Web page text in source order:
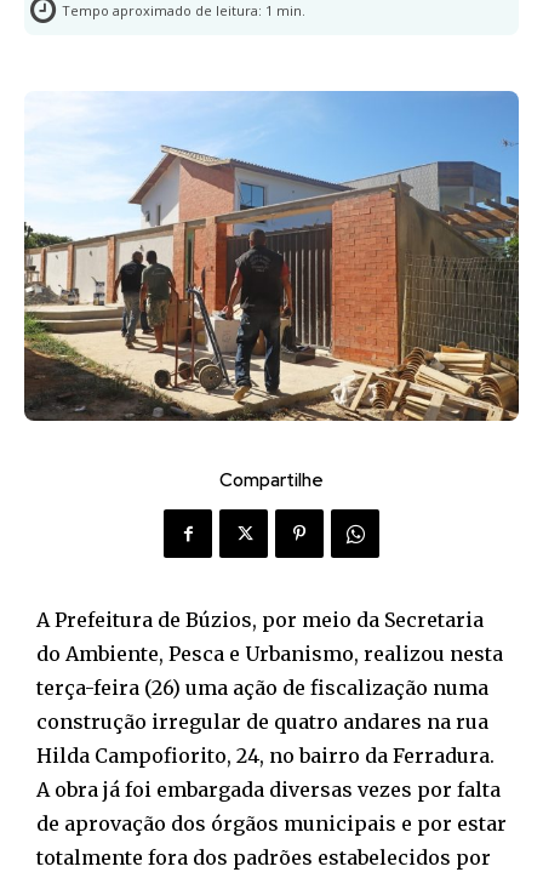
Tempo aproximado de leitura: 1 min.
Compartilhe
A Prefeitura de Búzios, por meio da Secretaria
do Ambiente, Pesca e Urbanismo, realizou nesta
terça-feira (26) uma ação de fiscalização numa
construção irregular de quatro andares na rua
Hilda Campofiorito, 24, no bairro da Ferradura.
A obra já foi embargada diversas vezes por falta
de aprovação dos órgãos municipais e por estar
totalmente fora dos padrões estabelecidos por